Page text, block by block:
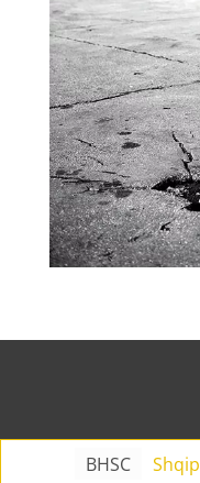
BHSC Shqip